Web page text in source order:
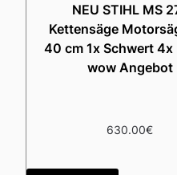
NEU STIHL MS
Kettensäge
40 cm 1x Schwert 4x
wow Angebot
630.00€